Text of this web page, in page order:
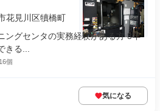
花見川区犢橋町
ングセンタの実務経験がある方 3年
きる...
個
気になる